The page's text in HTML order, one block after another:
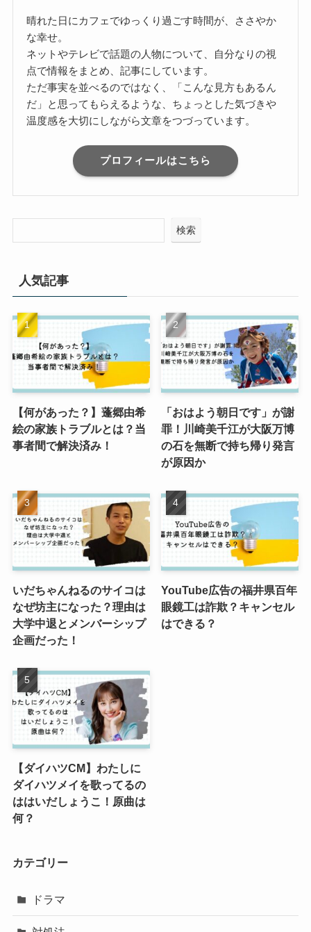
晴れた日にカフェでゆっくり過ごす時間が、ささやか
な幸せ。
ネットやテレビで話題の人物について、自分なりの視
点で情報をまとめ、記事にしています。
ただ事実を並べるのではなく、「こんな見方もあるん
だ」と思ってもらえるような、ちょっとした気づきや
温度感を大切にしながら文章をつづっています。
プロフィールはこちら
検索
人気記事
【何があった？】蓬郷由希
絵の家族トラブルとは？当
事者間で解決済み！
「おはよう朝日です」が謝
罪！川崎美千江が大阪万博
の石を無断で持ち帰り発言
が原因か
いだちゃんねるのサイコは
なぜ坊主になった？理由は
大学中退とメンバーシップ
企画だった！
YouTube広告の福井県百年
眼鏡工は詐欺？キャンセル
はできる？
【ダイハツCM】わたしに
ダイハツメイを歌ってるの
ははいだしょうこ！原曲は
何？
カテゴリー
ドラマ